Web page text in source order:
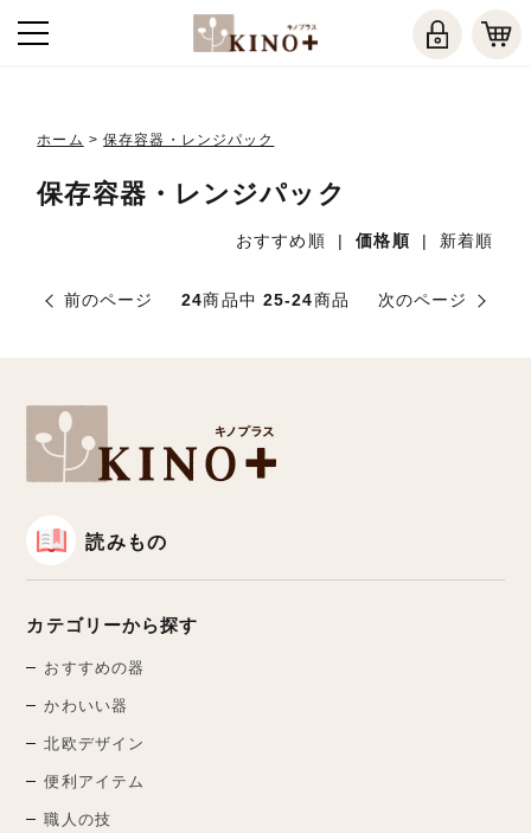
ホーム >保存容器・レンジパック
保存容器・レンジパック
おすすめ順 |価格順| 新着順
前のページ 24商品中 25-24商品 次のページ
読みもの
カテゴリーから探す
おすすめの器
かわいい器
北欧デザイン
便利アイテム
職人の技